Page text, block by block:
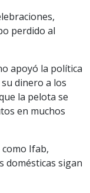
perdido al
apoyó la política
dinero a los
la pelota se
en muchos
Ifab,
domésticas sigan